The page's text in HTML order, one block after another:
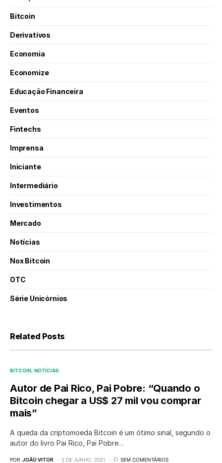
Bitcoin
Derivativos
Economia
Economize
Educação Financeira
Eventos
Fintechs
Imprensa
Iniciante
Intermediário
Investimentos
Mercado
Notícias
Nox Bitcoin
OTC
Série Unicórnios
Related Posts
BITCOIN NOTÍCIAS
Autor de Pai Rico, Pai Pobre: “Quando o
Bitcoin chegar a US$ 27 mil vou comprar
mais”
A queda da criptomoeda Bitcoin é um ótimo sinal, segundo o
autor do livro Pai Rico, Pai Pobre…
POR JOÃO VITOR 2 DE JUNHO, 2021 SEM COMENTÁRIOS